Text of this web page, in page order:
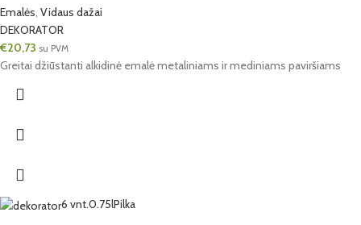
Emalės, Vidaus dažai
DEKORATOR
€20,73 su PVM
Greitai džiūstanti alkidinė emalė metaliniams ir mediniams paviršiams
6 vnt.0.75lPilka